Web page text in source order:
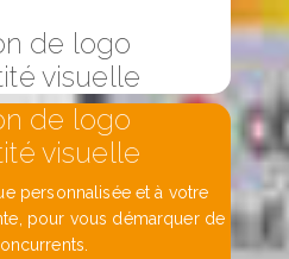
de logo
visuelle
de logo
visuelle
personnalisée et à votre
pour vous démarquer de